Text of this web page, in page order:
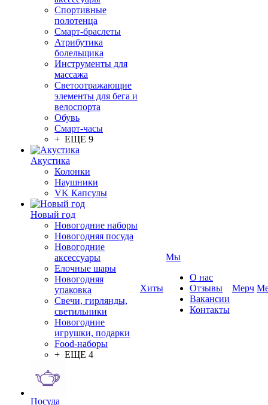
Спортивные
полотенца
Смарт-браслеты
Атрибутика
болельщика
Инструменты для
массажа
Светоотражающие
элементы для бега и
велоспорта
Обувь
Смарт-часы
+ ЕЩЕ 9
Акустика
Колонки
Наушники
VK Капсулы
Новый год
Новогодние наборы
Новогодняя посуда
Новогодние
аксессуары
Елочные шары
Новогодняя
упаковка
Свечи, гирлянды,
светильники
Новогодние
игрушки, подарки
Food-наборы
+ ЕЩЕ 4
Посуда
Хиты
Мы
О нас
Отзывы
Вакансии
Контакты
Мерч